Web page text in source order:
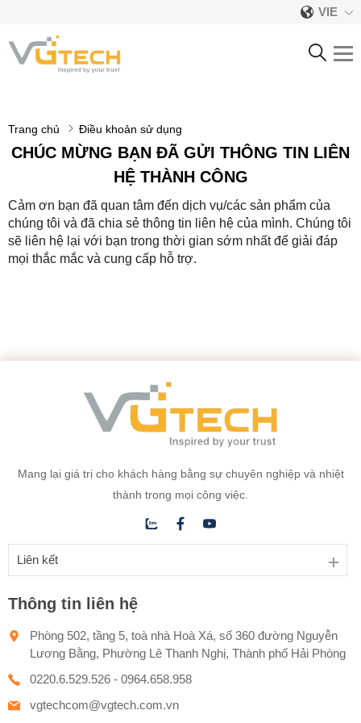
VIE
Trang chủ Điều khoản sử dụng
CHÚC MỪNG BẠN ĐÃ GỬI THÔNG TIN LIÊN
HỆ THÀNH CÔNG
Cảm ơn bạn đã quan tâm đến dịch vụ/các sản phẩm của
chúng tôi và đã chia sẻ thông tin liên hệ của mình. Chúng tôi
sẽ liên hệ lại với bạn trong thời gian sớm nhất để giải đáp
mọi thắc mắc và cung cấp hỗ trợ.
Mang lại giá trị cho khách hàng bằng sự chuyên nghiệp và nhiệt
thành trong mọi công việc.
Liên kết
Thông tin liên hệ
Phòng 502, tầng 5, toà nhà Hoà Xá, số 360 đường Nguyễn
Lương Bằng, Phường Lê Thanh Nghị, Thành phố Hải Phòng
0220.6.529.526 - 0964.658.958
vgtechcom@vgtech.com.vn